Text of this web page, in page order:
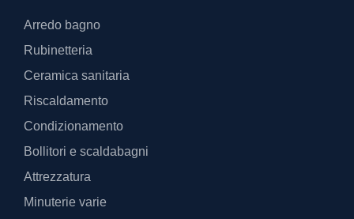
Arredo bagno
Rubinetteria
Ceramica sanitaria
Riscaldamento
Condizionamento
Bollitori e scaldabagni
Attrezzatura
Minuterie varie